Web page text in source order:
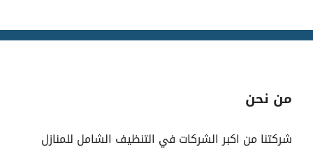
من نحن
شركتنا من اكبر الشركات في التنظيف الشامل للمنازل